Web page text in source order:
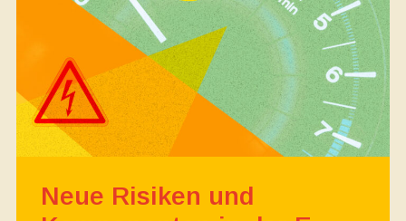
Neue Risiken und